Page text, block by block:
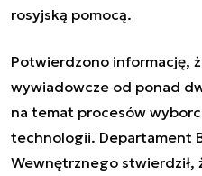
rosyjską pomocą.
Potwierdzono informację,
wywiadowcze od ponad
na temat procesów
technologii. Departament
Wewnętrznego stwierdził,